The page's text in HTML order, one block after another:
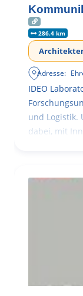
286.4 km
Adresse:
IDEO
und Logistik.
dabei, mit